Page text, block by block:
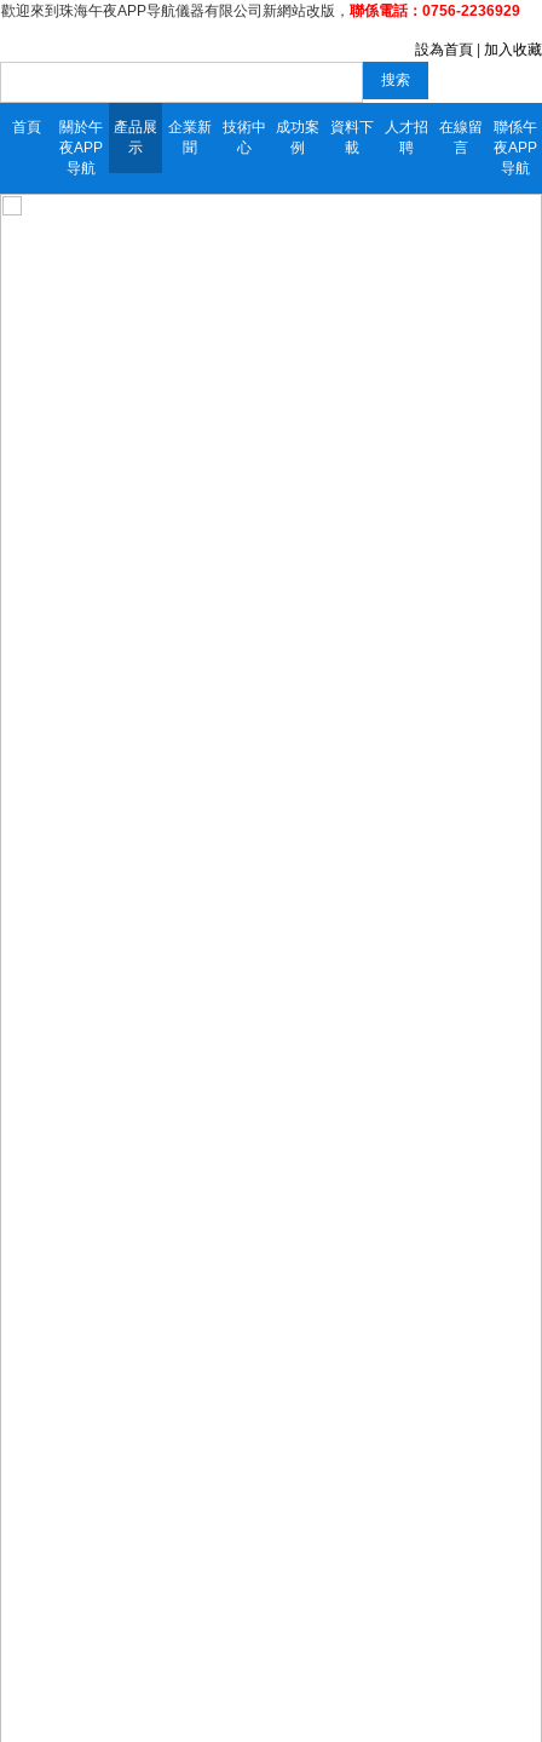
歡迎來到珠海午夜APP导航儀器有限公司新網站改版， 聯係電話：0756-2236929
設為首頁
加入收藏
搜索
首頁
關於午
夜APP
导航
產品展
示
企業新
聞
技術中
心
成功案
例
資料下
載
人才招
聘
在線留
言
聯係午
夜APP
导航